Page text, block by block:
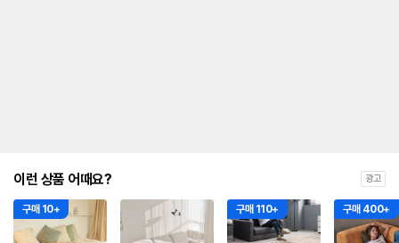
이런 상품 어때요? 광고
구매 10+ 구매 110+ 구매 400+